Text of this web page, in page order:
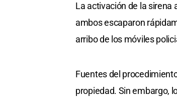
La activación de la sirena
ambos escaparon
arribo de los móviles
Fuentes del
propiedad. Sin embargo,